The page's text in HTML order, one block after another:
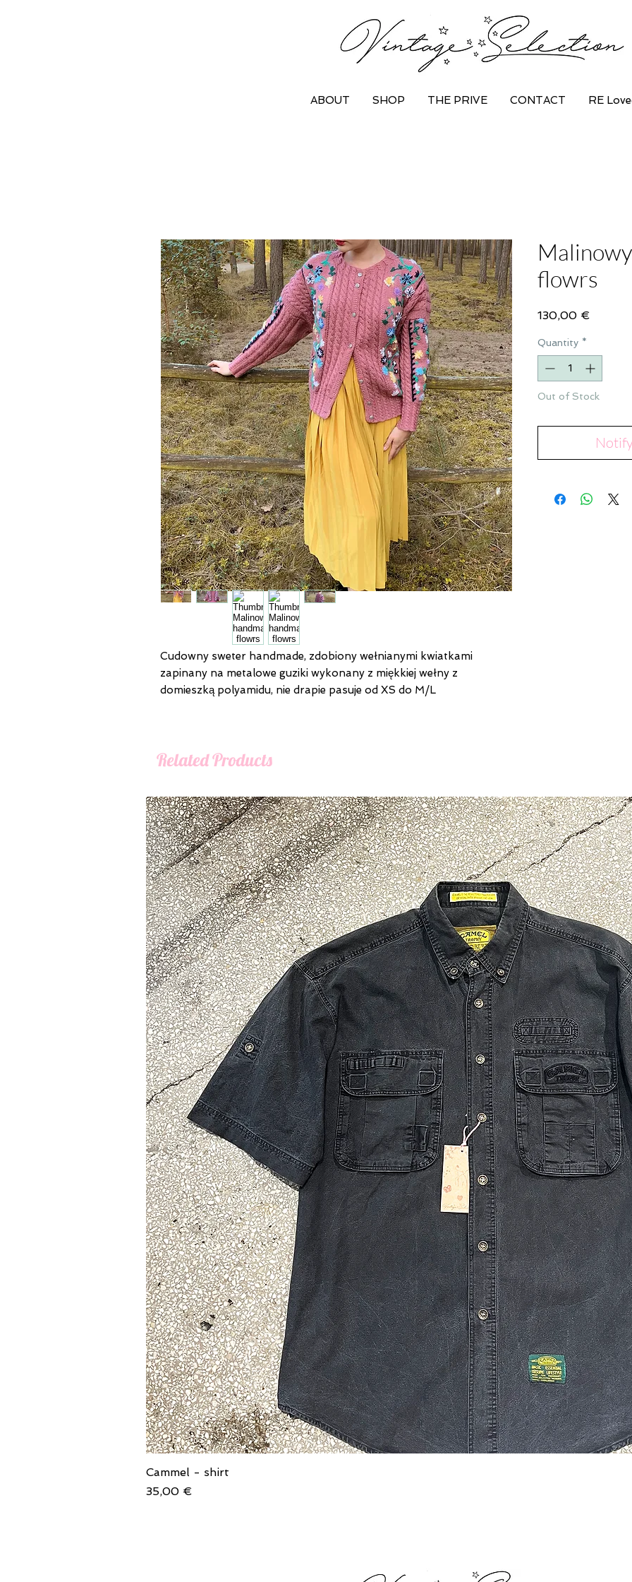
ABOUT SHOP THE PRIVE CONTACT RE
Cudowny sweter handmade, zdobiony wełnianymi kwiatkami
zapinany na metalowe guziki wykonany z miękkiej wełny z
domieszką polyamidu, nie drapie pasuje od XS do M/L
flowrs
130,00 €
Quantity *
Out of Stock
Related Products
Cammel - shirt
Price
35,00 €